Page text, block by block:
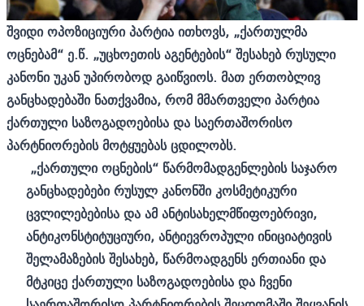
შვიდი ოპოზიციური პარტია ითხოვს, „ქართულმა
ოცნებამ“ ე.წ. „უცხოეთის აგენტების“ შესახებ რუსული
კანონი უკან უპირობოდ გაიწვიოს. მათ ერთობლივ
განცხადებაში ნათქვამია, რომ მმართველი პარტია
ქართული საზოგადოებისა და საერთაშორისო
პარტნიორების მოტყუებას ცდილობს.
„ქართული ოცნების“ წარმომადგენლების საჯარო
განცხადებები რუსულ კანონში კოსმეტიკური
ცვლილებებისა და ამ ანტისახელმწიფოებრივი,
ანტიკონსტიტუციური, ანტიევროპული ინიციატივის
შელამაზების შესახებ, წარმოადგენს ერთიანი და
მტკიცე ქართული საზოგადოებისა და ჩვენი